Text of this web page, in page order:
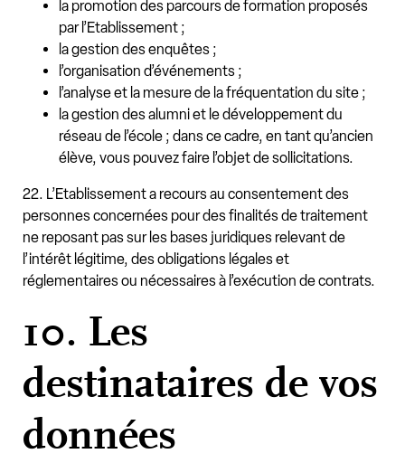
la promotion des parcours de formation proposés
par l’Etablissement ;
la gestion des enquêtes ;
l’organisation d’événements ;
l’analyse et la mesure de la fréquentation du site ;
la gestion des alumni et le développement du
réseau de l’école ; dans ce cadre, en tant qu’ancien
élève, vous pouvez faire l’objet de sollicitations.
22. L’Etablissement a recours au consentement des
personnes concernées pour des finalités de traitement
ne reposant pas sur les bases juridiques relevant de
l’intérêt légitime, des obligations légales et
réglementaires ou nécessaires à l’exécution de contrats.
10. Les
destinataires de vos
données